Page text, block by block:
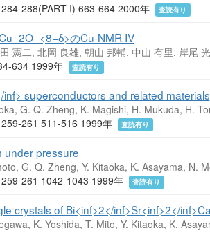
288(PART I) 663-664 2000年
査読有り
のCu-NMR IV
憲二, 北岡 良雄, 朝山 邦輔, 中山 有里, 岸尾
634 1999年
査読有り
inf> superconductors and related materials
G. Q. Zheng, K. Magishi, H. Mukuda, H.
261 511-516 1999年
査読有り
under pressure
G. Q. Zheng, Y. Kitaoka, K. Asayama, N.
261 1042-1043 1999年
査読有り
crystals of Bi<inf>2</inf>Sr<inf>2</
K. Yoshida, T. Mito, Y. Kitaoka, K.